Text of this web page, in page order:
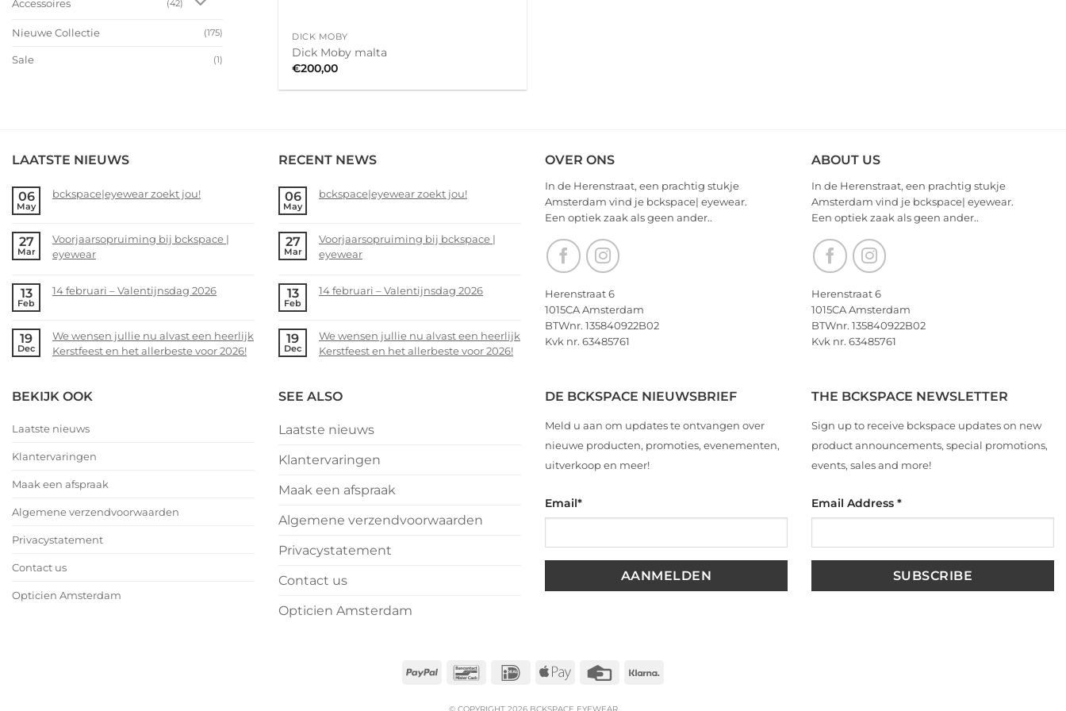
Accessoires (42)
Nieuwe Collectie (175)
Sale (1)
DICK MOBY
Dick Moby malta
€200,00
LAATSTE NIEUWS
06
May
bckspace|eyewear zoekt jou!
on
bckspace|eyewear
jou!
27
Mar
Voorjaarsopruiming bij bckspace |
eyewear
Comments
bij
bckspace
13
Feb
14 februari – Valentijnsdag 2026
on
14
Valentijnsdag
19
Dec
We wensen jullie nu alvast een heerlijk
Kerstfeest en het allerbeste voor 2026!
on
wensen
nu
een
Kerstfeest
en
allerbeste
2026!
RECENT NEWS
06
May
bckspace|eyewear zoekt jou!
on
bckspace|eyewear
jou!
27
Mar
Voorjaarsopruiming bij bckspace |
eyewear
Comments
bij
bckspace
13
Feb
14 februari – Valentijnsdag 2026
on
14
Valentijnsdag
19
Dec
We wensen jullie nu alvast een heerlijk
Kerstfeest en het allerbeste voor 2026!
on
wensen
nu
een
Kerstfeest
het
voor
OVER ONS
In de Herenstraat, een prachtig stukje
Amsterdam vind je bckspace| eyewear.
Een optiek zaak als geen ander..
Herenstraat 6
1015CA Amsterdam
BTWnr. 135840922B02
Kvk nr. 63485761
ABOUT US
In de Herenstraat, een prachtig stukje
Amsterdam vind je bckspace| eyewear.
Een optiek zaak als geen ander..
Herenstraat 6
1015CA Amsterdam
BTWnr. 135840922B02
Kvk nr. 63485761
BEKIJK OOK
Laatste nieuws
Klantervaringen
Maak een afspraak
Algemene verzendvoorwaarden
Privacystatement
Contact us
Opticien Amsterdam
SEE ALSO
Laatste nieuws
Klantervaringen
Maak een afspraak
Algemene verzendvoorwaarden
Privacystatement
Contact us
Opticien Amsterdam
DE BCKSPACE NIEUWSBRIEF
Meld u aan om updates te ontvangen over
nieuwe producten, promoties, evenementen,
uitverkoop en meer!
Email*
THE BCKSPACE NEWSLETTER
Sign up to receive bckspace updates on new
product announcements, special promotions,
events, sales and more!
Email Address *
PayPal Bancontact
IDeal
Apple
Credit
© COPYRIGHT 2026 BCKSPACE EYEWEAR